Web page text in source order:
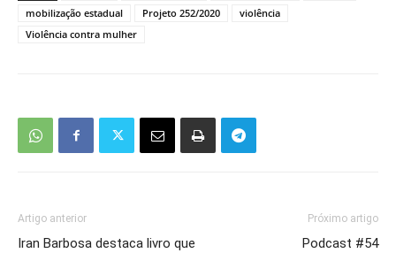
mobilização estadual
Projeto 252/2020
violência
Violência contra mulher
Artigo anterior
Iran Barbosa destaca livro que
Próximo artigo
Podcast #54